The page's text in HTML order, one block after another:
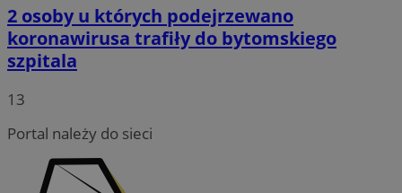
2 osoby u których podejrzewano
koronawirusa trafiły do bytomskiego
szpitala
13
Portal należy do sieci